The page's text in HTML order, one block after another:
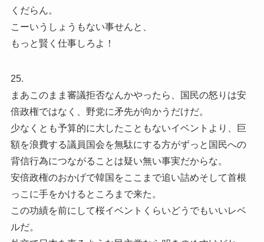
くだらん。
こーいうしょうもない事せんと、
もっと賢く仕事しろよ！
25.
まあこのまま審議拒否なんかやったら、国民の怒りは安
倍政権ではなく、野党に矛先が向かうだけだ。
少なくとも予算的に大したこともないイベントより、巨
額を浪費する議員国会を無駄にする方がずっと国民への
背信行為につながることは疑い無い事実だからな。
安倍政権のおかげで韓国をここまで追い詰めそして首根
っこに手をかけるところまで来た。
この功績を前にして桜イベントくらいどうでもいいレベ
ルだ。